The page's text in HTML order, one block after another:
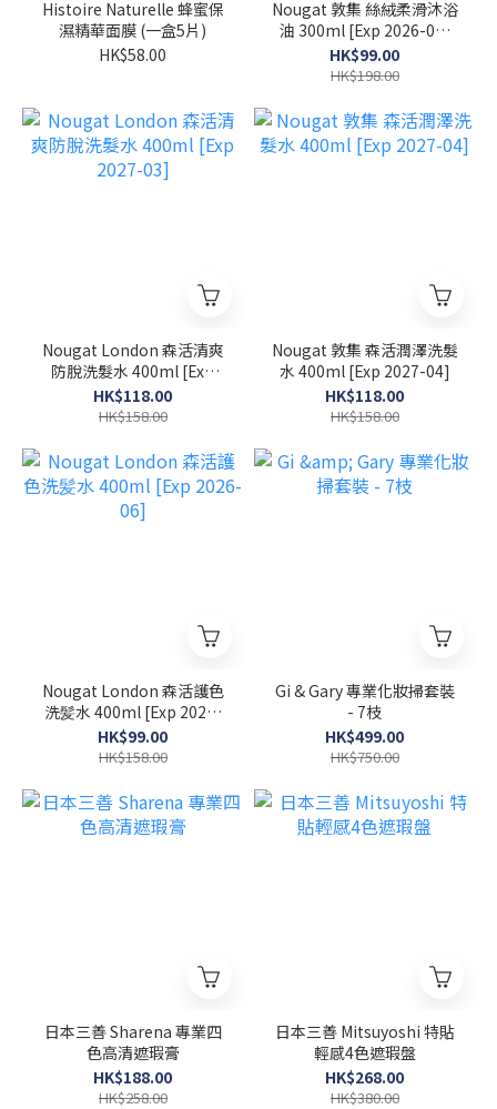
Histoire Naturelle 蜂蜜保
濕精華面膜 (一盒5片)
HK$58.00
Nougat 敦集 絲絨柔滑沐浴
油 300ml [Exp 2026-07-
30]
HK$99.00
HK$198.00
Nougat London 森活清爽
防脫洗髮水 400ml [Exp
2027-03]
HK$118.00
HK$158.00
Nougat 敦集 森活潤澤洗髮
水 400ml [Exp 2027-04]
HK$118.00
HK$158.00
Nougat London 森活護色
洗髪水 400ml [Exp 2026-
06]
HK$99.00
HK$158.00
Gi & Gary 專業化妝掃套裝
- 7枝
HK$499.00
HK$750.00
日本三善 Sharena 專業四
色高清遮瑕膏
HK$188.00
HK$258.00
日本三善 Mitsuyoshi 特貼
輕感4色遮瑕盤
HK$268.00
HK$380.00